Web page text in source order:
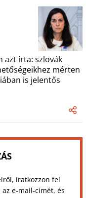
azt írta: szlovák
mérten
is jelentős
iratkozzon fel
e-mail-címét, és